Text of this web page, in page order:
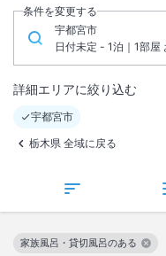
条件を変更する
宇都宮市
日付未定 - 1泊｜1部屋
詳細エリアに絞り込む
宇都宮市
栃木県 全域に戻る
家族風呂・貸切風呂のある
この絞り込み条件を解除